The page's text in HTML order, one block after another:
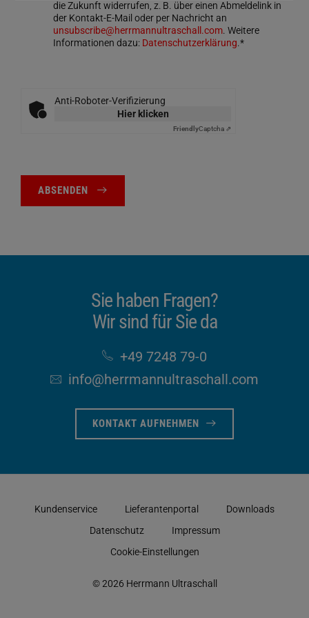
die Zukunft widerrufen, z. B. über einen Abmeldelink in
der Kontakt-E-Mail oder per Nachricht an
unsubscribe@herrmannultraschall.com. Weitere
Informationen dazu: Datenschutzerklärung.*
Anti-Roboter-Verifizierung
Hier klicken
FriendlyCaptcha ⇗
ABSENDEN
Sie haben Fragen?
Wir sind für Sie da
+49 7248 79-0
info​@herrmannultraschall​.com
KONTAKT AUFNEHMEN
Kundenservice Lieferantenportal
Downloads
Datenschutz
Impressum
Cookie-Einstellungen
© 2026 Herrmann Ultraschall